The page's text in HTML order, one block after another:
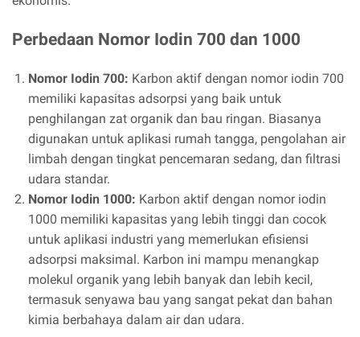
Perbedaan Nomor Iodin 700 dan 1000
Nomor Iodin 700: Karbon aktif dengan nomor iodin 700
memiliki kapasitas adsorpsi yang baik untuk
penghilangan zat organik dan bau ringan. Biasanya
digunakan untuk aplikasi rumah tangga, pengolahan air
limbah dengan tingkat pencemaran sedang, dan filtrasi
udara standar.
Nomor Iodin 1000: Karbon aktif dengan nomor iodin
1000 memiliki kapasitas yang lebih tinggi dan cocok
untuk aplikasi industri yang memerlukan efisiensi
adsorpsi maksimal. Karbon ini mampu menangkap
molekul organik yang lebih banyak dan lebih kecil,
termasuk senyawa bau yang sangat pekat dan bahan
kimia berbahaya dalam air dan udara.